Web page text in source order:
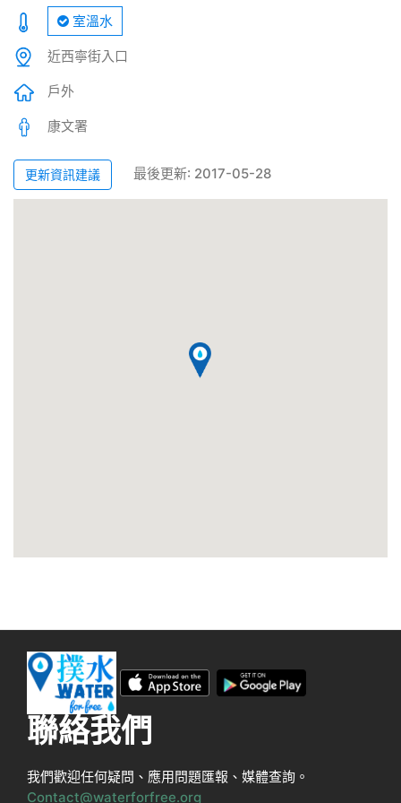
室溫水
近西寧街入口
戶外
康文署
更新資訊建議 最後更新: 2017-05-28
聯絡我們
我們歡迎任何疑問、應用問題匯報、媒體查詢。
Contact@waterforfree.org